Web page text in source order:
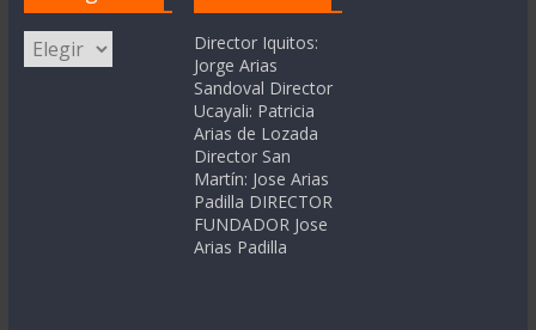
Categorías
Director Iquitos:
Jorge Arias
Sandoval Director
Ucayali: Patricia
Arias de Lozada
Director San
Martín: Jose Arias
Padilla DIRECTOR
FUNDADOR Jose
Arias Padilla